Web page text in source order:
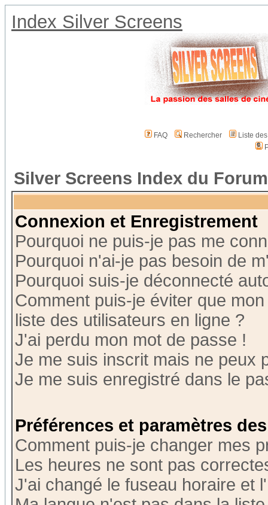
Index Silver Screens
FAQ Rechercher
Liste
Silver Screens Index du Forum
Connexion et Enregistrement
Pourquoi ne puis-je pas me
Pourquoi n'ai-je pas besoin de
Pourquoi suis-je déconnecté
Comment puis-je éviter que
liste des utilisateurs en ligne ?
J'ai perdu mon mot de passe !
Je me suis inscrit mais ne peux
Je me suis enregistré dans le
Préférences et paramètres
Comment puis-je changer mes
Les heures ne sont pas
J'ai changé le fuseau horaire et